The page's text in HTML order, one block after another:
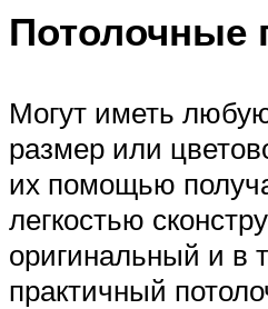
Потолочные
Могут иметь
размер или
их помощью
легкостью
оригинальный и в
практичный